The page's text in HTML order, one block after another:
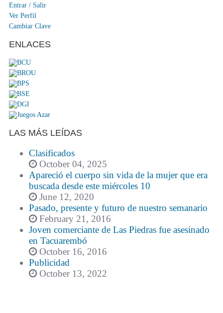
Entrar / Salir
Ver Perfil
Cambiar Clave
ENLACES
LAS MÁS LEÍDAS
Clasificados
October 04, 2025
Apareció el cuerpo sin vida de la mujer que era
buscada desde este miércoles 10
June 12, 2020
Pasado, presente y futuro de nuestro semanario
February 21, 2016
Joven comerciante de Las Piedras fue asesinado
en Tacuarembó
October 16, 2016
Publicidad
October 13, 2022